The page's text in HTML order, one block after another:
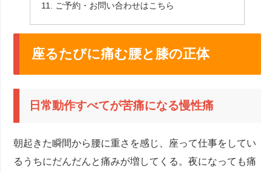
ご予約・お問い合わせはこちら
座るたびに痛む腰と膝の正体
日常動作すべてが苦痛になる慢性痛
朝起きた瞬間から腰に重さを感じ、座って仕事をしてい
るうちにだんだんと痛みが増してくる。夜になっても痛